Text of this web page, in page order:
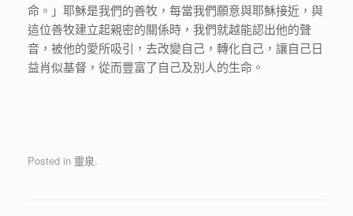
命。」耶穌是我們的善牧，每當我們願意與耶穌接近，與
這位善牧建立起親密的關係時，我們就越能認出他的聲
音，被他的愛所吸引，去改變自己，轉化自己，讓自己日
益肖似基督，從而豐富了自己及別人的生命。
Posted in 靈泉.